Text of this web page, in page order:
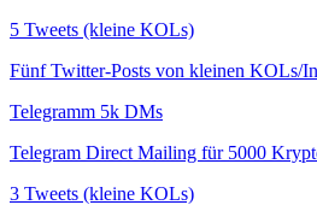
5 Tweets (kleine KOLs)
Fünf Twitter-Posts von kleinen KOLs/
Telegramm 5k DMs
Telegram Direct Mailing für 5000
3 Tweets (kleine KOLs)